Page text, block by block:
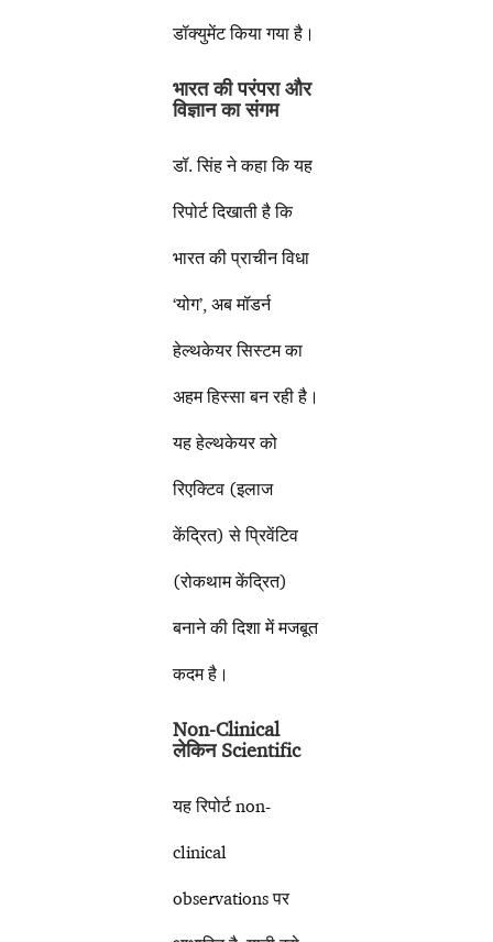
डॉक्युमेंट किया गया है।
भारत की परंपरा और
विज्ञान का संगम
डॉ. सिंह ने कहा कि यह
रिपोर्ट दिखाती है कि
भारत की प्राचीन विधा
‘योग’, अब मॉडर्न
हेल्थकेयर सिस्टम का
अहम हिस्सा बन रही है।
यह हेल्थकेयर को
रिएक्टिव (इलाज
केंद्रित) से प्रिवेंटिव
(रोकथाम केंद्रित)
बनाने की दिशा में मजबूत
कदम है।
Non-Clinical
लेकिन Scientific
यह रिपोर्ट non-
clinical
observations पर